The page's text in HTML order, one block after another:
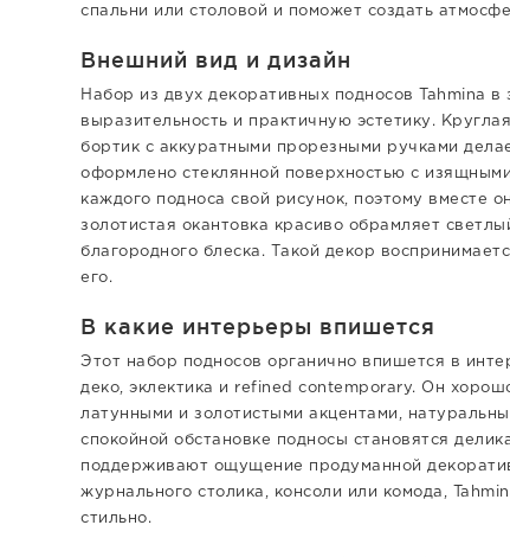
спальни или столовой и поможет создать
Внешний вид и дизайн
Набор из двух декоративных подносов Tahmina
выразительность и практичную эстетику.
бортик с аккуратными прорезными ручками
оформлено стеклянной поверхностью с
каждого подноса свой рисунок, поэтому вместе
золотистая окантовка красиво обрамляет
благородного блеска. Такой декор
его.
В какие интерьеры впишется
Этот набор подносов органично впишется в
деко, эклектика и refined contemporary. Он
латунными и золотистыми акцентами,
спокойной обстановке подносы становятся
поддерживают ощущение продуманной
журнального столика, консоли или комода,
стильно.